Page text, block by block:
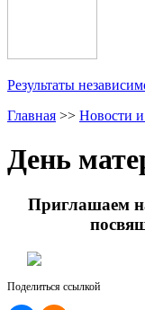
Результаты
Главная >> Новости
День
Приглашаем
Поделиться ссылкой